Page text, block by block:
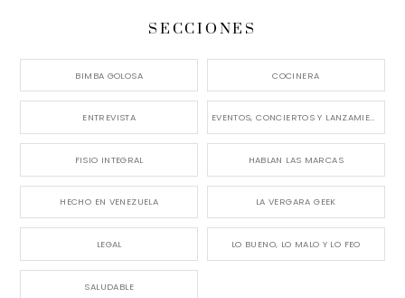
SECCIONES
BIMBA GOLOSA COCINERA
ENTREVISTA EVENTOS, CONCIERTOS Y LANZAMIENTOS
FISIO INTEGRAL HABLAN LAS MARCAS
HECHO EN VENEZUELA LA VERGARA GEEK
LEGAL LO BUENO, LO MALO Y LO FEO
SALUDABLE